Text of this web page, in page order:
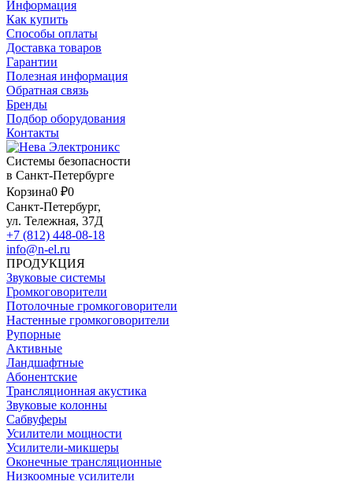
Информация
Как купить
Способы оплаты
Доставка товаров
Гарантии
Полезная информация
Обратная связь
Бренды
Подбор оборудования
Контакты
Системы безопасности
в Санкт-Петербурге
Корзина0 ₽0
Санкт-Петербург,
ул. Тележная, 37Д
+7 (812) 448-08-18
info@n-el.ru
ПРОДУКЦИЯ
Звуковые системы
Громкоговорители
Потолочные громкоговорители
Настенные громкоговорители
Рупорные
Активные
Ландшафтные
Абонентские
Трансляционная акустика
Звуковые колонны
Сабвуферы
Усилители мощности
Усилители-микшеры
Оконечные трансляционные
Низкоомные усилители